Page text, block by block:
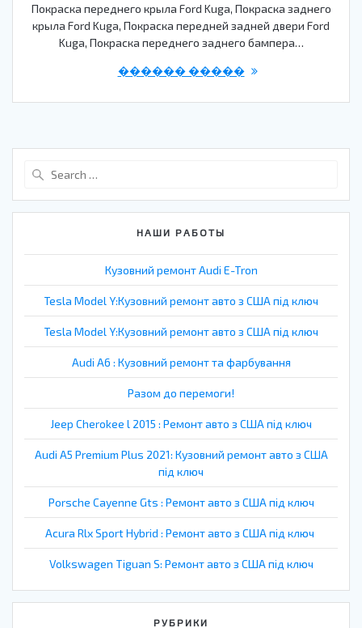
Покраска переднего крыла Ford Kuga, Покраска заднего
крыла Ford Kuga, Покраска передней задней двери Ford
Kuga, Покраска переднего заднего бампера…
������ �����
НАШИ РАБОТЫ
Кузовний ремонт Audi E-Tron
Tesla Model Y:Кузовний ремонт авто з США під ключ
Tesla Model Y:Кузовний ремонт авто з США під ключ
Audi A6 : Кузовний ремонт та фарбування
Разом до перемоги!
Jeep Cherokee l 2015 : Ремонт авто з США під ключ
Audi A5 Premium Plus 2021: Кузовний ремонт авто з США
під ключ
Porsche Cayenne Gts : Ремонт авто з США під ключ
Acura Rlx Sport Hybrid : Ремонт авто з США під ключ
Volkswagen Tiguan S: Ремонт авто з США під ключ
РУБРИКИ